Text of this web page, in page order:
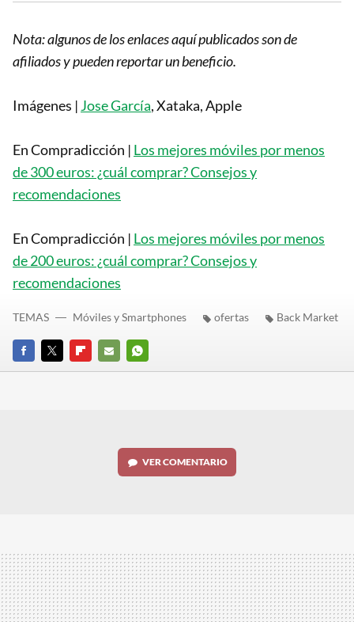
Nota: algunos de los enlaces aquí publicados son de
afiliados y pueden reportar un beneficio.
Imágenes | Jose García, Xataka, Apple
En Compradicción | Los mejores móviles por menos
de 300 euros: ¿cuál comprar? Consejos y
recomendaciones
En Compradicción | Los mejores móviles por menos
de 200 euros: ¿cuál comprar? Consejos y
recomendaciones
FACEBOOK
TWITTERFLIPBOARD
E-
WHATSAPP
TEMAS Móviles y Smartphones ofertas Back Market
VER COMENTARIO